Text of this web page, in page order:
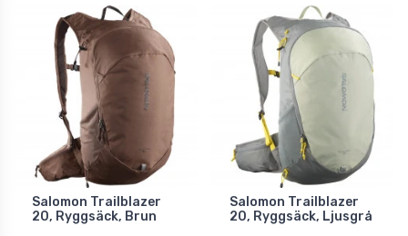
Salomon Trailblazer
20, Ryggsäck, Brun
Salomon Trailblazer
20, Ryggsäck, Ljusgrå